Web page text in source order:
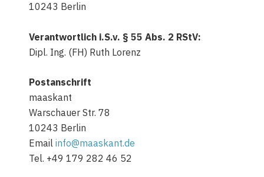
10243 Berlin
Verantwortlich i.S.v. § 55 Abs. 2 RStV:
Dipl. Ing. (FH) Ruth Lorenz
Postanschrift
maaskant
Warschauer Str. 78
10243 Berlin
Email info@maaskant.de
Tel. +49 179 282 46 52